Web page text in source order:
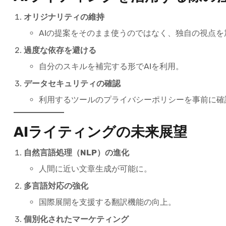
オリジナリティの維持
AIの提案をそのまま使うのではなく、独自の視点を
過度な依存を避ける
自分のスキルを補完する形でAIを利用。
データセキュリティの確認
利用するツールのプライバシーポリシーを事前に確
AIライティングの未来展望
自然言語処理（NLP）の進化
人間に近い文章生成が可能に。
多言語対応の強化
国際展開を支援する翻訳機能の向上。
個別化されたマーケティング